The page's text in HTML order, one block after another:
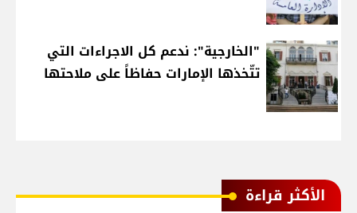
"الخارجية": ندعم كل الاجراءات التي
تتّخذها الإمارات حفاظاً على ملاحتها
الأكثر قراءة